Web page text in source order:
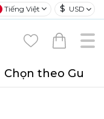
Tiếng Việt $ USD
Chọn theo Gu